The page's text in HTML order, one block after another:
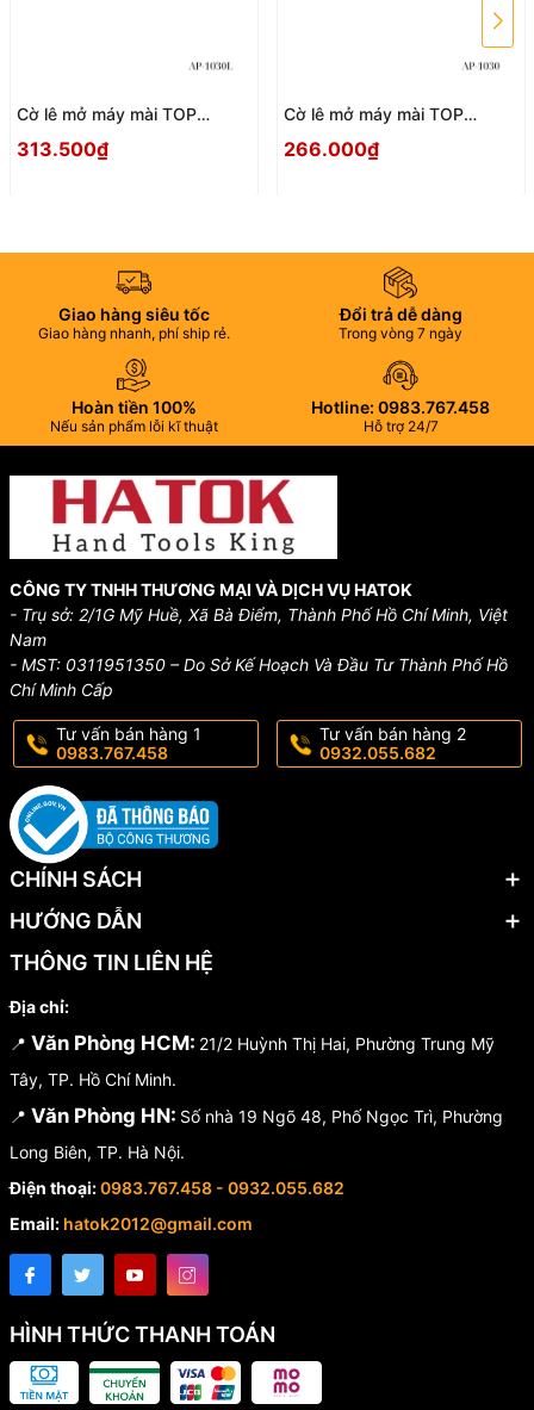
Cờ lê mở máy mài TOP
313.500₫
Cờ lê mở máy mài TOP
266.000₫
Giao hàng siêu tốc
Giao hàng nhanh, phí ship rẻ.
Đổi trả dễ dàng
Trong vòng 7 ngày
Hoàn tiền 100%
Nếu sản phẩm lỗi kĩ thuật
Hotline: 0983.767.458
Hỗ trợ 24/7
CÔNG TY TNHH THƯƠNG MẠI VÀ DỊCH VỤ HATOK
- Trụ sở: 2/1G Mỹ Huề, Xã Bà Điểm, Thành Phố Hồ Chí Minh, Việt
Nam
- MST: 0311951350 – Do Sở Kế Hoạch Và Đầu Tư Thành Phố Hồ
Chí Minh Cấp
Tư vấn bán hàng 1
0983.767.458
Tư vấn bán hàng 2
0932.055.682
CHÍNH SÁCH
HƯỚNG DẪN
THÔNG TIN LIÊN HỆ
Địa chỉ:
📍 Văn Phòng HCM: 21/2 Huỳnh Thị Hai, Phường Trung Mỹ
Tây, TP. Hồ Chí Minh.
📍 Văn Phòng HN: Số nhà 19 Ngõ 48, Phố Ngọc Trì, Phường
Long Biên, TP. Hà Nội.
Điện thoại:0983.767.458 - 0932.055.682
Email: hatok2012@gmail.com
HÌNH THỨC THANH TOÁN